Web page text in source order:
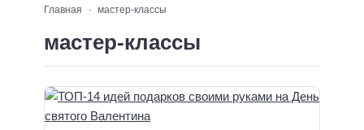
Главная мастер-классы
мастер-классы